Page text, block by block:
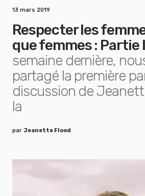
13 mars 2019
Respecter les
que femmes : Partie
semaine dernière,
partagé la première
discussion de
la
par Jeanette Flood